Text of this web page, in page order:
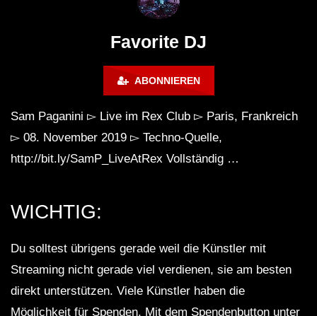
Favorite DJ
ABONNIEREN
Sam Paganini ▻ Live im Rex Club ▻ Paris, Frankreich
▻ 08. November 2019 ▻ Techno-Quelle,
http://bit.ly/SamP_LiveAtRex Vollständig …
WICHTIG:
Du solltest übrigens gerade weil die Künstler mit
Streaming nicht gerade viel verdienen, sie am besten
direkt unterstützen. Viele Künstler haben die
Möglichkeit für Spenden. Mit dem Spendenbutton unter